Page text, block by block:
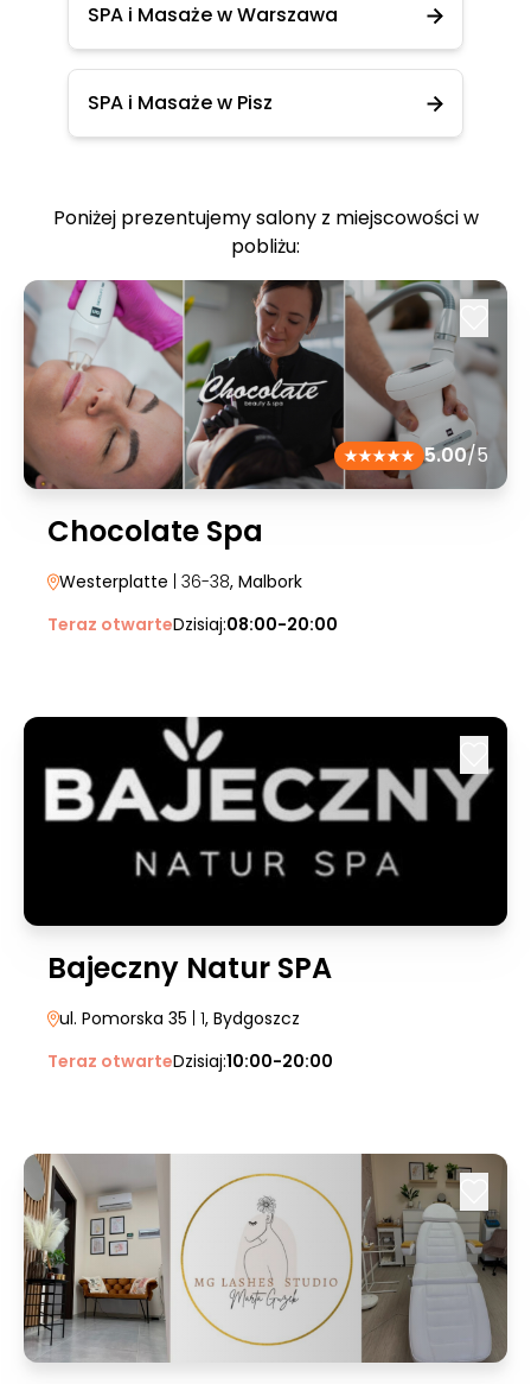
SPA i Masaże w Warszawa
SPA i Masaże w Pisz
Poniżej prezentujemy salony z miejscowości w
pobliżu:
5.00/5
Chocolate Spa
Westerplatte | 36-38, Malbork
Teraz otwarteDzisiaj:08:00-20:00
Bajeczny Natur SPA
ul. Pomorska 35 | 1, Bydgoszcz
Teraz otwarteDzisiaj:10:00-20:00